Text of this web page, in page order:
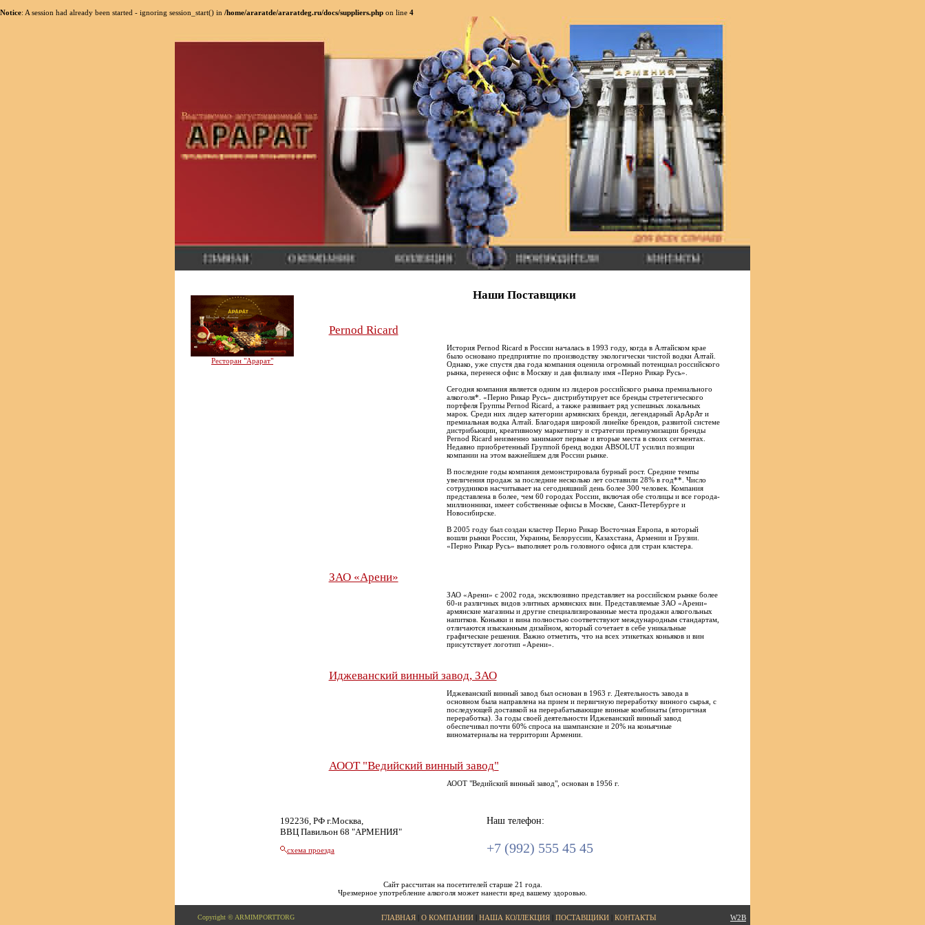
Notice: A session had already been started - ignoring session_start() in /home/araratde/araratdeg.ru/docs/suppliers.php on line 4
Ресторан "Арарат"
Наши Поставщики
Pernod Ricard
История Pernod Ricard в России началась в 1993 году, когда в Алтайском крае
было основано предприятие по производству экологически чистой водки Алтай.
Однако, уже спустя два года компания оценила огромный потенциал российского
рынка, перенеся офис в Москву и дав филиалу имя «Перно Рикар Русь».
Сегодня компания является одним из лидеров российского рынка премиального
алкоголя*. «Перно Рикар Русь» дистрибутирует все бренды стретегического
портфеля Группы Pernod Ricard, а также развивает ряд успешных локальных
марок. Среди них лидер категории армянских бренди, легендарный АрАрАт и
премиальная водка Алтай. Благодаря широкой линейке брендов, развитой системе
дистрибьюции, креативному маркетингу и стратегии премиумизации бренды
Pernod Ricard неизменно занимают первые и вторые места в своих сегментах.
Недавно приобретенный Группой бренд водки ABSOLUT усилил позиции
компании на этом важнейшем для России рынке.
В последние годы компания демонстрировала бурный рост. Средние темпы
увеличения продаж за последние несколько лет составили 28% в год**. Число
сотрудников насчитывает на сегодняшний день более 300 человек. Компания
представлена в более, чем 60 городах России, включая обе столицы и все города-
миллионники, имеет собственные офисы в Москве, Санкт-Петербурге и
Новосибирске.
В 2005 году был создан кластер Перно Рикар Восточная Европа, в который
вошли рынки России, Украины, Белоруссии, Казахстана, Армении и Грузии.
«Перно Рикар Русь» выполняет роль головного офиса для стран кластера.
ЗАО «Арени»
ЗАО «Арени» с 2002 года, эксклюзивно представляет на российском рынке более
60-и различных видов элитных армянских вин. Представляемые ЗАО «Арени»
армянские магазины и другие специализированные места продажи алкогольных
напитков. Коньяки и вина полностью соответствуют международным стандартам,
отличаются изысканным дизайном, который сочетает в себе уникальные
графические решения. Важно отметить, что на всех этикетках коньяков и вин
присутствует логотип «Арени».
Иджеванский винный завод, ЗАО
Иджеванский винный завод был основан в 1963 г. Деятельность завода в
основном была направлена на прием и первичную переработку винного сырья, с
последующей доставкой на перерабатывающие винные комбинаты (вторичная
переработка). За годы своей деятельности Иджеванский винный завод
обеспечивал почти 60% спроса на шампанские и 20% на коньячные
виноматериалы на территории Армении.
АООТ "Ведийский винный завод"
АООТ "Ведийский винный завод", основан в 1956 г.
192236, РФ г.Москва,
ВВЦ Павильон 68 "АРМЕНИЯ"
схема проезда
Наш телефон:
+7 (992) 555 45 45
Сайт рассчитан на посетителей старше 21 года.
Чрезмерное употребление алкоголя может нанести вред вашему здоровью.
Copyright © ARMIMPORTTORG ГЛАВНАЯ| О КОМПАНИИ| НАША КОЛЛЕКЦИЯ| ПОСТАВЩИКИ| КОНТАКТЫ W2B